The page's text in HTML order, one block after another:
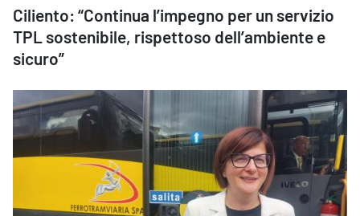
Ciliento: “Continua l’impegno per un servizio
TPL sostenibile, rispettoso dell’ambiente e
sicuro”